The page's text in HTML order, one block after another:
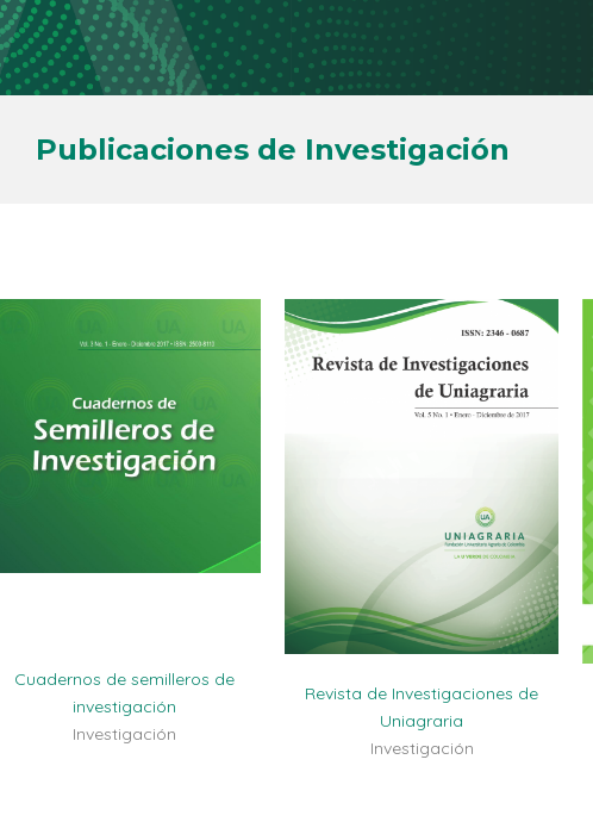
Publicaciones de Investigación
Cuadernos de semilleros de
investigación
Investigación
Revista de Investigaciones de
Uniagraria
Investigación